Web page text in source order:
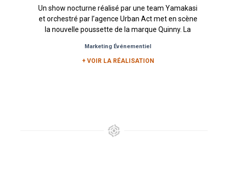
Un show nocturne réalisé par une team Yamakasi
et orchestré par l’agence Urban Act met en scène
la nouvelle poussette de la marque Quinny. La
Marketing Événementiel
+ VOIR LA RÉALISATION